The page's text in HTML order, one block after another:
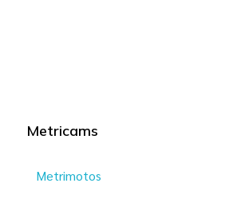
Metricams